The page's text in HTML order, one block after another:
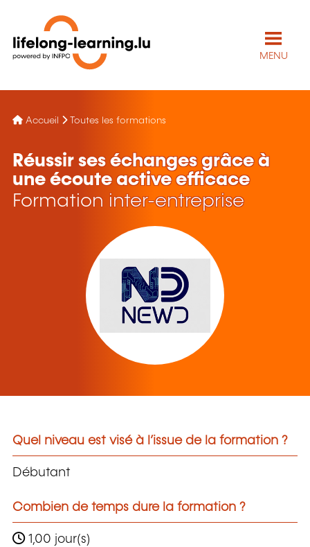
MENU
Accueil Toutes les formations
Réussir ses échanges grâce à
une écoute active efficace
Formation inter-entreprise
Quel niveau est visé à l’issue de la formation ?
Débutant
Combien de temps dure la formation ?
1,00 jour(s)